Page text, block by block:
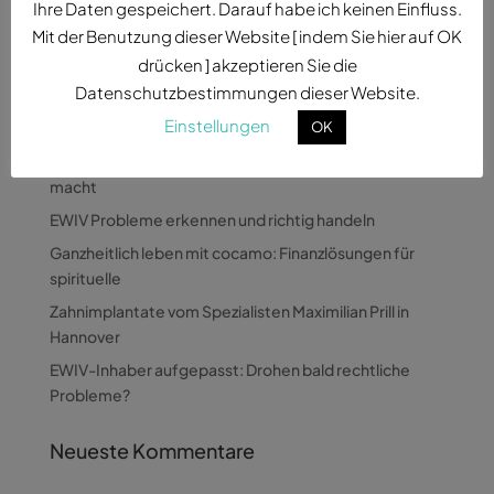
Neueste Beiträge
macht
EWIV Probleme erkennen und richtig handeln
Ganzheitlich leben mit cocamo: Finanzlösungen für
spirituelle
Zahnimplantate vom Spezialisten Maximilian Prill in
Hannover
EWIV-Inhaber aufgepasst: Drohen bald rechtliche
Probleme?
Neueste Kommentare
Ihre Daten gespeichert. Darauf habe ich keinen Einfluss.
Mit der Benutzung dieser Website [ indem Sie hier auf OK
drücken ] akzeptieren Sie die
Datenschutzbestimmungen dieser Website.
Einstellungen
OK